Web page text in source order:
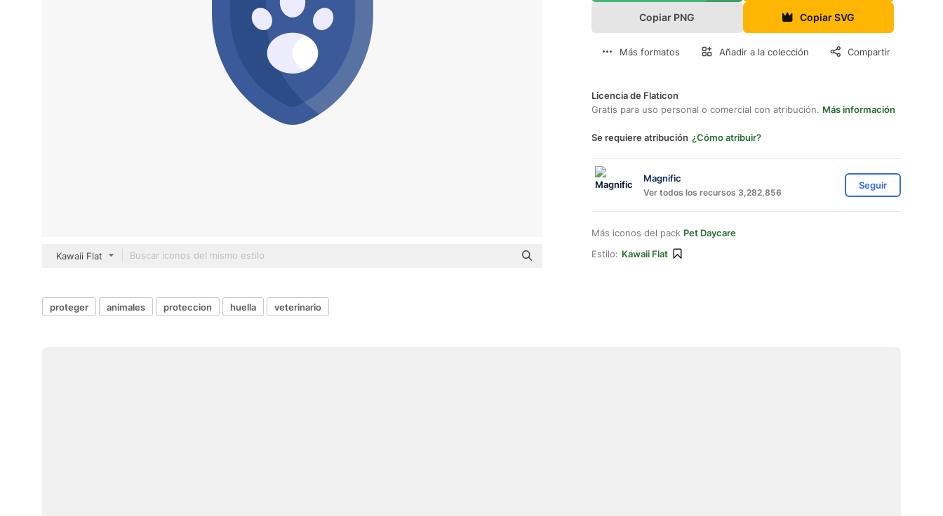
Kawaii Flat
Copiar PNG Copiar SVG
Más formatos Añadir a la colección Compartir
Licencia de Flaticon
Gratis para uso personal o comercial con atribución. Más información
Se requiere atribución ¿Cómo atribuir?
Magnific
Ver todos los recursos 3,282,856
Seguir
Más iconos del pack Pet Daycare
Estilo: Kawaii Flat
proteger animales proteccion huella veterinario